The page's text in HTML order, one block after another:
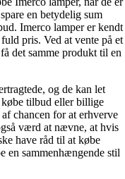
en betydelig sum
Imerco lamper er kendt
pris. Ved at vente på et
det samme produkt til en
og de kan let
tilbud eller billige
chancen for at erhverve
værd at nævne, at hvis
have råd til at købe
en sammenhængende stil